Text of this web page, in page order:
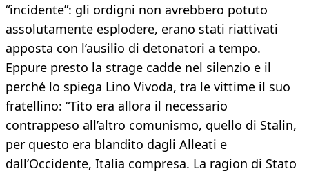
“incidente”: gli ordigni non avrebbero potuto
assolutamente esplodere, erano stati riattivati
apposta con l’ausilio di detonatori a tempo.
Eppure presto la strage cadde nel silenzio e il
perché lo spiega Lino Vivoda, tra le vittime il suo
fratellino: “Tito era allora il necessario
contrappeso all’altro comunismo, quello di Stalin,
per questo era blandito dagli Alleati e
dall’Occidente, Italia compresa. La ragion di Stato